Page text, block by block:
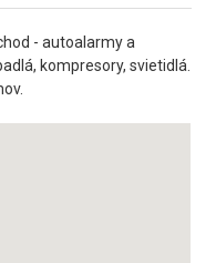
- autoalarmy a
kompresory, svietidlá.